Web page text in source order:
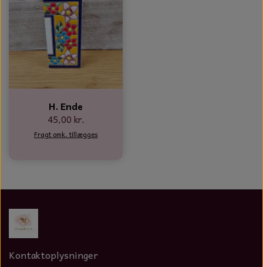
KERAMIK BLOMSTER
H. Ende
45,00 kr.
Fragt omk. tillægges
Kontaktoplysninger